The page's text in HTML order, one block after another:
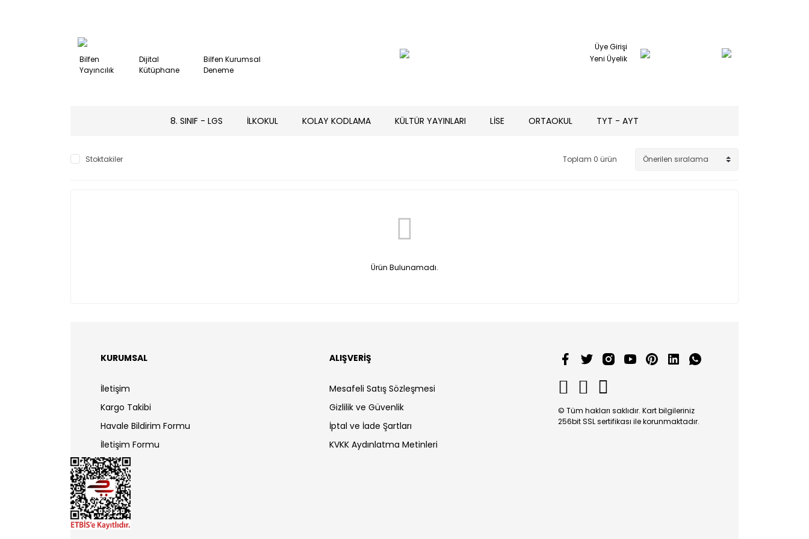
Bilfen
Yayıncılık
Dijital
Kütüphane
Bilfen Kurumsal
Deneme
Üye Girişi
Yeni Üyelik
8. SINIF - LGS İLKOKUL KOLAY KODLAMA KÜLTÜR YAYINLARI LİSE ORTAOKUL TYT - AYT
Stoktakiler Toplam 0 ürün
Ürün Bulunamadı.
KURUMSAL
İletişim
Kargo Takibi
Havale Bildirim Formu
İletişim Formu
ALIŞVERİŞ
Mesafeli Satış Sözleşmesi
Gizlilik ve Güvenlik
İptal ve İade Şartları
KVKK Aydınlatma Metinleri
© Tüm hakları saklıdır. Kart bilgileriniz
256bit SSL sertifikası ile korunmaktadır.